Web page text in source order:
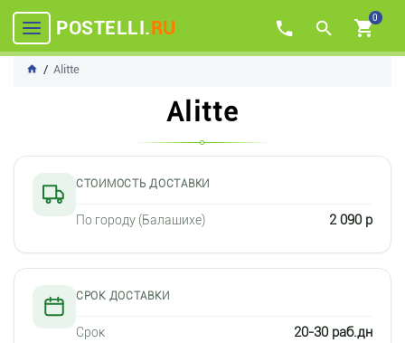
POSTELLI.RU 0
Alitte
Alitte
СТОИМОСТЬ ДОСТАВКИ
По городу (Балашихе) 2 090 р
СРОК ДОСТАВКИ
Срок 20-30 раб.дн